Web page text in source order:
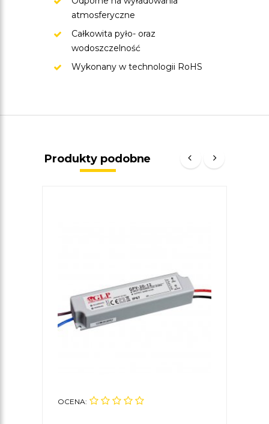
atmosferyczne
Całkowita pyło- oraz
wodoszczelność
Wykonany w technologii RoHS
Produkty podobne
OCENA: